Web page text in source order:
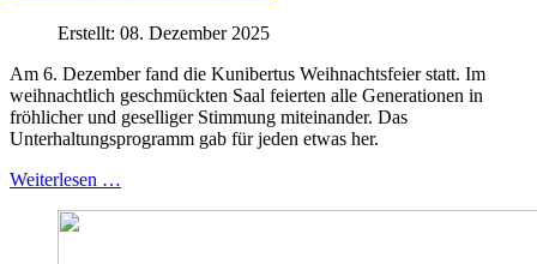
Erstellt: 08. Dezember 2025
Am 6. Dezember fand die Kunibertus Weihnachtsfeier statt. Im
weihnachtlich geschmückten Saal feierten alle Generationen in
fröhlicher und geselliger Stimmung miteinander. Das
Unterhaltungsprogramm gab für jeden etwas her.
Weiterlesen …